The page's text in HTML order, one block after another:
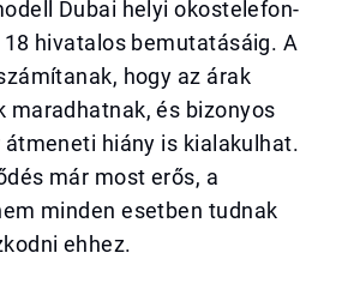
Dubai helyi okostelefon-
hivatalos bemutatásáig. A
hogy az árak
maradhatnak, és bizonyos
hiány is kialakulhat.
már most erős, a
minden esetben tudnak
ehhez.